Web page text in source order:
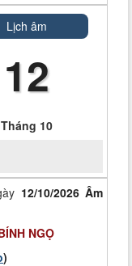
Lịch âm
12
Tháng 10
12/10/2026 Âm
NGỌ
)